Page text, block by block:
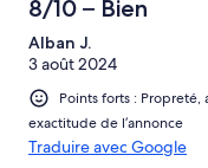
can’t recommend this
venue with many
bring your own
interests. We certainly
8/10 – Bien
Alban J.
3 août 2024
Points forts :
exactitude de l’annonce
Traduire avec Google